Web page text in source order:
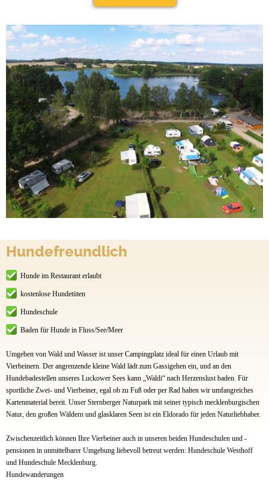
Hundefreundlich
Hunde im Restaurant erlaubt
kostenlose Hundetüten
Hundeschule
Baden für Hunde in Fluss/See/Meer
Umgeben von Wald und Wasser ist unser Campingplatz ideal für einen Urlaub mit
Vierbeinern. Der angrenzende kleine Wald lädt zum Gassigehen ein, und an den
Hundebadestellen unseres Luckower Sees kann „Waldi“ nach Herzenslust baden. Für
sportliche Zwei- und Vierbeiner, egal ob zu Fuß oder per Rad halten wir umfangreiches
Kartenmaterial bereit. Unser Sternberger Naturpark mit seiner typisch mecklenburgischen
Natur, den großen Wäldern und glasklaren Seen ist ein Eldorado für jeden Naturliebhaber.
Zwischenzeitlich können Ihre Vierbeiner auch in unseren beiden Hundeschulen und -
pensionen in unmittelbarer Umgebung liebevoll betreut werden: Hundeschule Westhoff
und Hundeschule Mecklenburg.
Hundewanderungen